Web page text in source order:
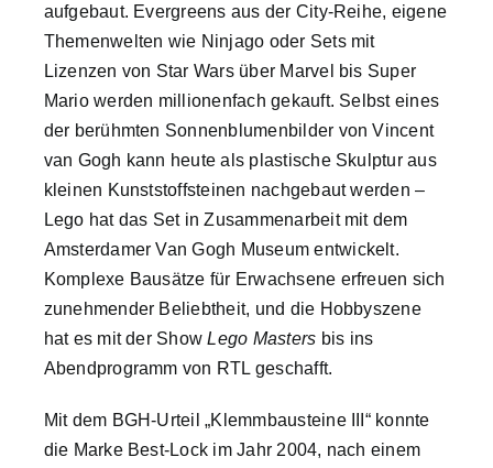
aufgebaut. Evergreens aus der City-Reihe, eigene
Themenwelten wie Ninjago oder Sets mit
Lizenzen von Star Wars über Marvel bis Super
Mario werden millionenfach gekauft. Selbst eines
der berühmten Sonnenblumenbilder von Vincent
van Gogh kann heute als plastische Skulptur aus
kleinen Kunststoffsteinen nachgebaut werden –
Lego hat das Set in Zusammenarbeit mit dem
Amsterdamer Van Gogh Museum entwickelt.
Komplexe Bausätze für Erwachsene erfreuen sich
zunehmender Beliebtheit, und die Hobbyszene
hat es mit der ShowLego Masters bis ins
Abendprogramm von RTL geschafft.
Mit dem BGH-Urteil „Klemmbausteine III“ konnte
die Marke Best-Lock im Jahr 2004, nach einem